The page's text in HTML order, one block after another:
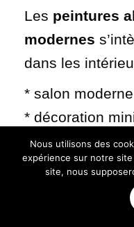
Les peintures
modernes
dans les
* salon moderne
* décoration
* espace design
* bureau
* intérieur
tableau
Nous utilisons des
expérience sur notre
site, nous